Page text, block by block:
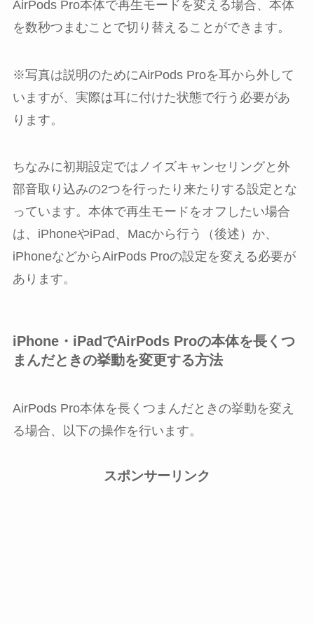
AirPods Pro本体で再生モードを変える場合、 本体
を数秒つまむことで切り替えることができます。
※写真は説明のためにAirPods Proを耳から外して
いますが、実際は耳に付けた状態で行う必要があ
ります。
ちなみに初期設定ではノイズキャンセリングと外
部音取り込みの2つを行ったり来たりする設定とな
っています。本体で再生モードをオフしたい場合
は、iPhoneやiPad、Macから行う（後述）か、
iPhoneなどからAirPods Proの設定を変える必要が
あります。
iPhone・iPadでAirPods Proの本体を長くつ
まんだときの挙動を変更する方法
AirPods Pro本体を長くつまんだときの挙動を変え
る場合、以下の操作を行います。
スポンサーリンク